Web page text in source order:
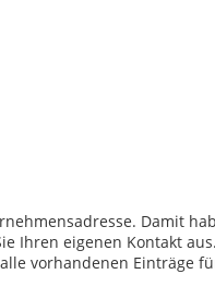
Damit
Ihren eigenen Kontakt aus.
vorhandenen Einträge